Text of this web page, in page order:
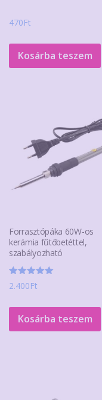
470Ft
Kosárba teszem
Forrasztópáka 60W-os
kerámia fűtőbetéttel,
szabályozható
Értékelés:
5.00
2.400Ft
Kosárba teszem